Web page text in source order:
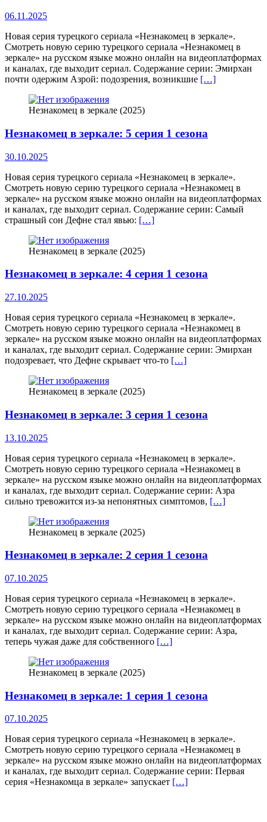
06.11.2025
Новая серия турецкого сериала «Незнакомец в зеркале».
Смотреть новую серию турецкого сериала «Незнакомец в
зеркале» на русском языке можно онлайн на видеоплатформах
и каналах, где выходит сериал. Содержание серии: Эмирхан
почти одержим Азрой: подозрения, возникшие […]
Незнакомец в зеркале (2025)
Незнакомец в зеркале: 5 серия 1 сезона
30.10.2025
Новая серия турецкого сериала «Незнакомец в зеркале».
Смотреть новую серию турецкого сериала «Незнакомец в
зеркале» на русском языке можно онлайн на видеоплатформах
и каналах, где выходит сериал. Содержание серии: Самый
страшный сон Дефне стал явью: […]
Незнакомец в зеркале (2025)
Незнакомец в зеркале: 4 серия 1 сезона
27.10.2025
Новая серия турецкого сериала «Незнакомец в зеркале».
Смотреть новую серию турецкого сериала «Незнакомец в
зеркале» на русском языке можно онлайн на видеоплатформах
и каналах, где выходит сериал. Содержание серии: Эмирхан
подозревает, что Дефне скрывает что‑то […]
Незнакомец в зеркале (2025)
Незнакомец в зеркале: 3 серия 1 сезона
13.10.2025
Новая серия турецкого сериала «Незнакомец в зеркале».
Смотреть новую серию турецкого сериала «Незнакомец в
зеркале» на русском языке можно онлайн на видеоплатформах
и каналах, где выходит сериал. Содержание серии: Азра
сильно тревожится из‑за непонятных симптомов, […]
Незнакомец в зеркале (2025)
Незнакомец в зеркале: 2 серия 1 сезона
07.10.2025
Новая серия турецкого сериала «Незнакомец в зеркале».
Смотреть новую серию турецкого сериала «Незнакомец в
зеркале» на русском языке можно онлайн на видеоплатформах
и каналах, где выходит сериал. Содержание серии: Азра,
теперь чужая даже для собственного […]
Незнакомец в зеркале (2025)
Незнакомец в зеркале: 1 серия 1 сезона
07.10.2025
Новая серия турецкого сериала «Незнакомец в зеркале».
Смотреть новую серию турецкого сериала «Незнакомец в
зеркале» на русском языке можно онлайн на видеоплатформах
и каналах, где выходит сериал. Содержание серии: Первая
серия «Незнакомца в зеркале» запускает […]